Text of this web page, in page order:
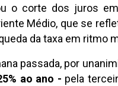
o corte dos juros
Médio, que se
da taxa em ritmo
passada, por
ao ano - pela